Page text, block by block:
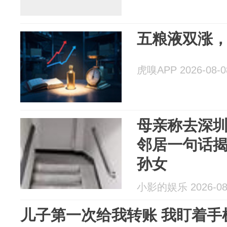
五粮液双涨
虎嗅APP 2026-08-
母亲称去深
邻居一句话
孙女
小影的娱乐 2026-
儿子第一次给我转账 我盯着